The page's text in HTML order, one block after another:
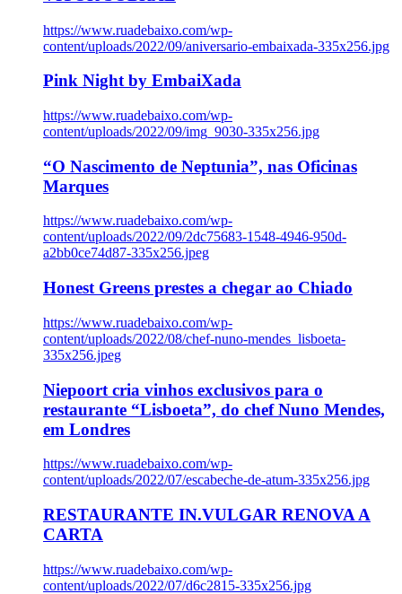
https://www.ruadebaixo.com/wp-
content/uploads/2022/09/aniversario-embaixada-335x256.jpg
Pink Night by EmbaiXada
https://www.ruadebaixo.com/wp-
content/uploads/2022/09/img_9030-335x256.jpg
“O Nascimento de Neptunia”, nas Oficinas
Marques
https://www.ruadebaixo.com/wp-
content/uploads/2022/09/2dc75683-1548-4946-950d-
a2bb0ce74d87-335x256.jpeg
Honest Greens prestes a chegar ao Chiado
https://www.ruadebaixo.com/wp-
content/uploads/2022/08/chef-nuno-mendes_lisboeta-
335x256.jpeg
Niepoort cria vinhos exclusivos para o
restaurante “Lisboeta”, do chef Nuno Mendes,
em Londres
https://www.ruadebaixo.com/wp-
content/uploads/2022/07/escabeche-de-atum-335x256.jpg
RESTAURANTE IN.VULGAR RENOVA A
CARTA
https://www.ruadebaixo.com/wp-
content/uploads/2022/07/d6c2815-335x256.jpg